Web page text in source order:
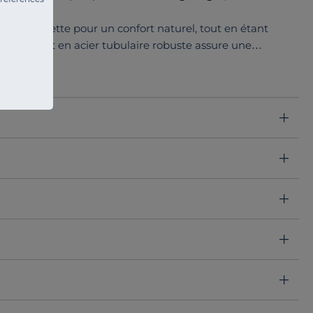
la silhouette pour un confort naturel, tout en étant
en acier tubulaire robuste assure une
10 unités, ce qui permet de gagner de l’espace
pas utilisées. Son
, disponible